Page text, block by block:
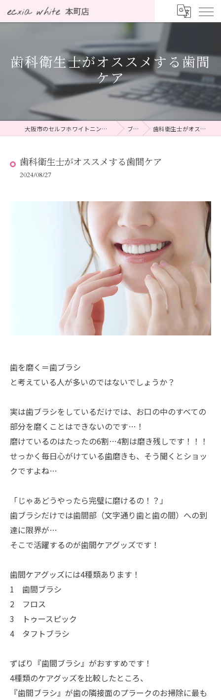
歯科衛生士がオススメする歯間
ケア
大阪市のセルフホワイトニングならecxia white 本町店 ブログ 歯科衛生士がオススメする歯間ケア
歯科衛生士がオススメする歯間ケア
2024/08/27
歯を磨く＝歯ブラシ
と考えている人が多いのではないでしょうか？
実は歯ブラシをしているだけでは、お口の中のすべての
部分を磨くことはできないのです…！
磨けているのはたったの6割…4割は磨き残しです！！！
せっかく毎日心がけている歯磨きも、そう聞くとショッ
クですよね…
「じゃあどうやったら完璧に磨けるの！？」
歯ブラシだけでは歯間部（文字通り歯と歯の間）への到
達に限界が…
そこで活躍するのが歯間ケアグッズです！
歯間ケアグッズには4種類あります！
1 歯間ブラシ
2 フロス
3 トゥースピック
4 タフトブラシ
ずばり『歯間ブラシ』がおすすめです！
4種類のケアグッズを比較したところ、
『歯間ブラシ』が歯の隣接面のプラークのお掃除に最も